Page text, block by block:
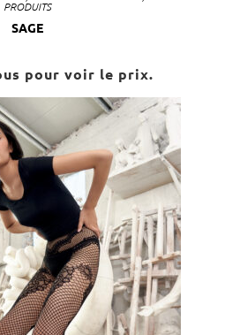
PRODUITS
SAGE
pour voir le prix.